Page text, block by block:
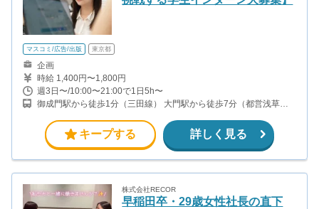
マスコミ/広告/出版 東京都
企画
時給 1,400円〜1,800円
週3日〜/10:00〜21:00で1日5h〜
御成門駅から徒歩1分（三田線） 大門駅から徒歩7分（都営浅草
キープする 詳しく見る
株式会社RECOR
早稲田卒・29歳女性社長の直下